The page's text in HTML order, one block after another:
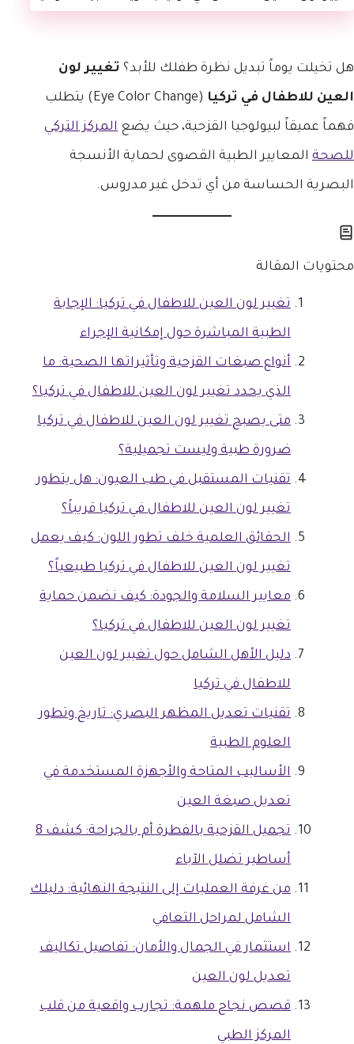
هل تخيلت يوماً تبديل نظرة طفلك للأبد؟ تغيير لون
العين للاطفال في تركيا (Eye Color Change) يتطلب
فهماً عميقاً لبيولوجيا القزحية، حيث يضع المركز التركي
للصحة المعايير الطبية القصوى لحماية الأنسجة
البصرية الحساسة من أي تدخل غير مدروس.
محتويات المقالة
تغيير لون العين للاطفال في تركيا: الإجابة
الطبية المباشرة حول إمكانية الإجراء
أنواع صبغات القزحية وتأثيراتها الصحية: ما
الذي يحدد تغيير لون العين للاطفال في تركيا؟
متى يصبح تغيير لون العين للاطفال في تركيا
ضرورة طبية وليست تجميلية؟
تقنيات المستقبل في طب العيون: هل يتطور
تغيير لون العين للاطفال في تركيا قريباً؟
الحقائق العلمية خلف تطور اللون: كيف يعمل
تغيير لون العين للاطفال في تركيا طبيعياً؟
معايير السلامة والجودة: كيف نضمن حماية
تغيير لون العين للاطفال في تركيا؟
دليل الأهل الشامل حول تغيير لون العين
للاطفال في تركيا
تقنيات تعديل المظهر البصري: تاريخ وتطور
العلوم الطبية
الأساليب المتاحة والأجهزة المستخدمة في
تعديل صبغة العين
تجميل القزحية بالفطرة أم بالجراحة: كشف 8
أساطير تضلل الآباء
من غرفة العمليات إلى النتيجة النهائية: دليلك
الشامل لمراحل التعافي
استثمار في الجمال والأمان: تفاصيل تكاليف
تعديل لون العين
قصص نجاح ملهمة: تجارب واقعية من قلب
المركز الطبي